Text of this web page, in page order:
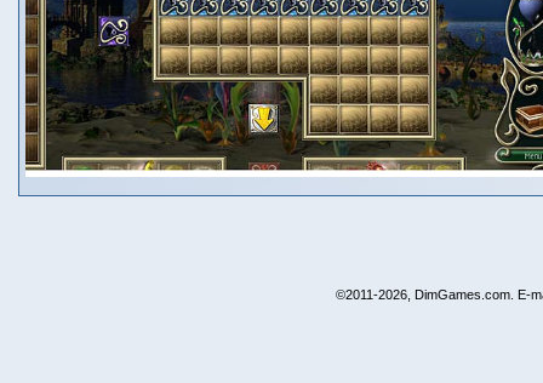
©2011-2026, DimGames.com. E-